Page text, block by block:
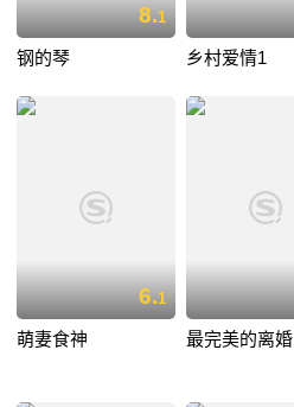
8.1
钢的琴 乡村爱情1
6.1
萌妻食神 最完美的离婚